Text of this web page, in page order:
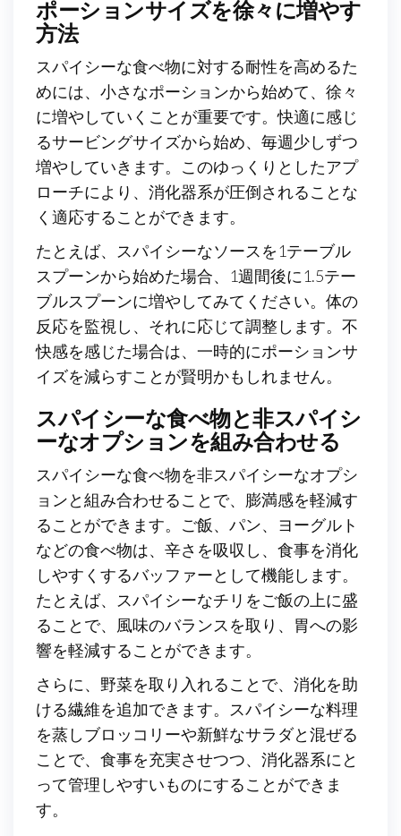
ポーションサイズを徐々に増やす
方法
スパイシーな食べ物に対する耐性を高めるた
めには、小さなポーションから始めて、徐々
に増やしていくことが重要です。快適に感じ
るサービングサイズから始め、毎週少しずつ
増やしていきます。このゆっくりとしたアプ
ローチにより、消化器系が圧倒されることな
く適応することができます。
たとえば、スパイシーなソースを1テーブル
スプーンから始めた場合、1週間後に1.5テー
ブルスプーンに増やしてみてください。体の
反応を監視し、それに応じて調整します。不
快感を感じた場合は、一時的にポーションサ
イズを減らすことが賢明かもしれません。
スパイシーな食べ物と非スパイシ
ーなオプションを組み合わせる
スパイシーな食べ物を非スパイシーなオプシ
ョンと組み合わせることで、膨満感を軽減す
ることができます。ご飯、パン、ヨーグルト
などの食べ物は、辛さを吸収し、食事を消化
しやすくするバッファーとして機能します。
たとえば、スパイシーなチリをご飯の上に盛
ることで、風味のバランスを取り、胃への影
響を軽減することができます。
さらに、野菜を取り入れることで、消化を助
ける繊維を追加できます。スパイシーな料理
を蒸しブロッコリーや新鮮なサラダと混ぜる
ことで、食事を充実させつつ、消化器系にと
って管理しやすいものにすることができま
す。